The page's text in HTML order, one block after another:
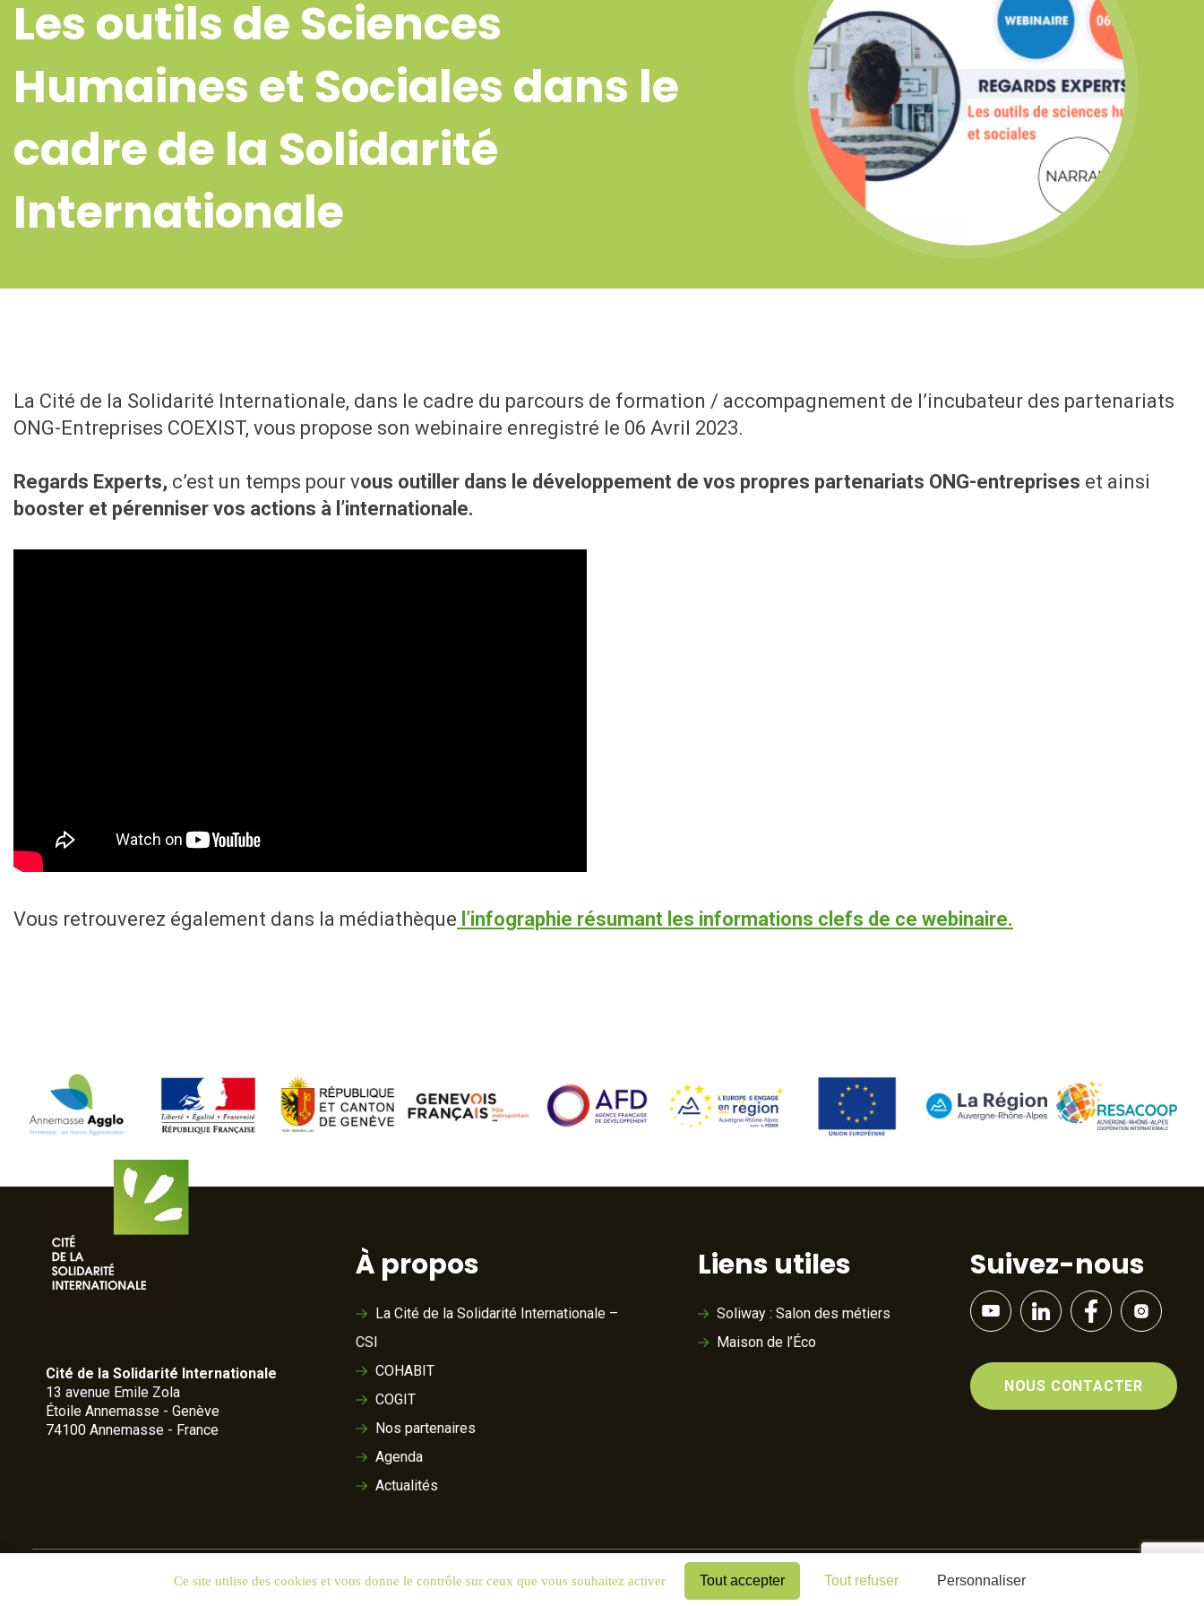
Les outils de Sciences
Humaines et Sociales dans le
cadre de la Solidarité
Internationale
La Cité de la Solidarité Internationale, dans le cadre du parcours de formation / accompagnement de l’incubateur des partenariats
ONG-Entreprises COEXIST, vous propose son webinaire enregistré le 06 Avril 2023.
Regards Experts, c’est un temps pour vous outiller dans le développement de vos propres partenariats ONG-entreprises et ainsi
booster et pérenniser vos actions à l’internationale.
Vous retrouverez également dans la médiathèque l’infographie résumant les informations clefs de ce webinaire.
Cité de la Solidarité Internationale
13 avenue Emile Zola
Étoile Annemasse - Genève
74100 Annemasse - France
À propos
La Cité de la Solidarité Internationale –
CSI
COHABIT
COGIT
Nos partenaires
Agenda
Actualités
Liens utiles
Soliway : Salon des métiers
Maison de l’Éco
Suivez-nous
NOUS CONTACTER
© 2020 Cité de la Solidarité Crédits Données personnelles & cookies Mentions légales Plan du site Cookies
Ce site utilise des cookies et vous donne le contrôle sur ceux que vous souhaitez activer Tout accepter Tout refuser Personnaliser